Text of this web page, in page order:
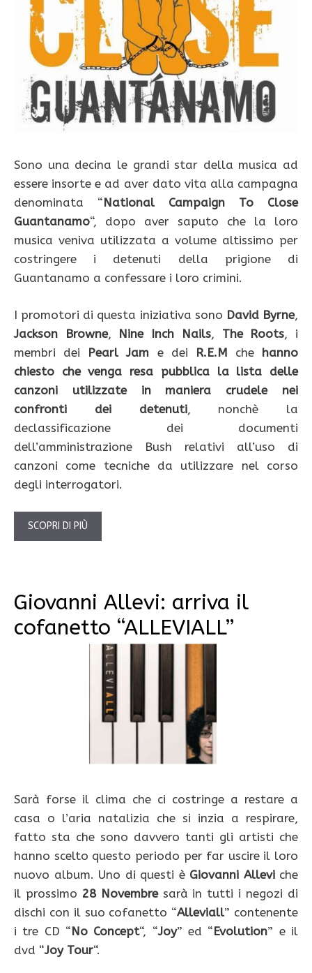
Sono una decina le grandi star della musica ad
essere insorte e ad aver dato vita alla campagna
denominata “National Campaign To Close
Guantanamo“, dopo aver saputo che la loro
musica veniva utilizzata a volume altissimo per
costringere i detenuti della prigione di
Guantanamo a confessare i loro crimini.
I promotori di questa iniziativa sono David Byrne,
Jackson Browne, Nine Inch Nails, The Roots, i
membri dei Pearl Jam e dei R.E.M che hanno
chiesto che venga resa pubblica la lista delle
canzoni utilizzate in maniera crudele nei
confronti dei detenuti, nonchè la
declassificazione dei documenti
dell’amministrazione Bush relativi all’uso di
canzoni come tecniche da utilizzare nel corso
degli interrogatori.
SCOPRI DI PIÙ
Giovanni Allevi: arriva il
cofanetto “ALLEVIALL”
Sarà forse il clima che ci costringe a restare a
casa o l’aria natalizia che si inzia a respirare,
fatto sta che sono davvero tanti gli artisti che
hanno scelto questo periodo per far uscire il loro
nuovo album. Uno di questi è Giovanni Alleviche
il prossimo 28 Novembresarà in tutti i negozi di
dischi con il suo cofanetto “Alleviall” contenente
i tre CD “No Concept“, “Joy” ed “Evolution” e il
dvd “Joy Tour“.